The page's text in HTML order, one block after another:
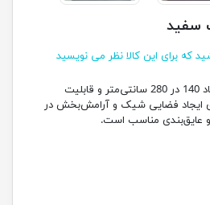
سفید
که برای این کالا نظر می نویسید
پرده کتان کنفی ضخیم با ابعاد 140 در 280 سانتی‌متر و قابلیت
ایجاد فضایی شیک و آرامش‌بخش در
و عایق‌بندی مناسب است.